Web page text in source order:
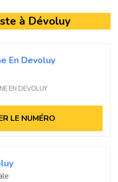
à Dévoluy
En Devoluy
EN DEVOLUY
LE NUMÉRO